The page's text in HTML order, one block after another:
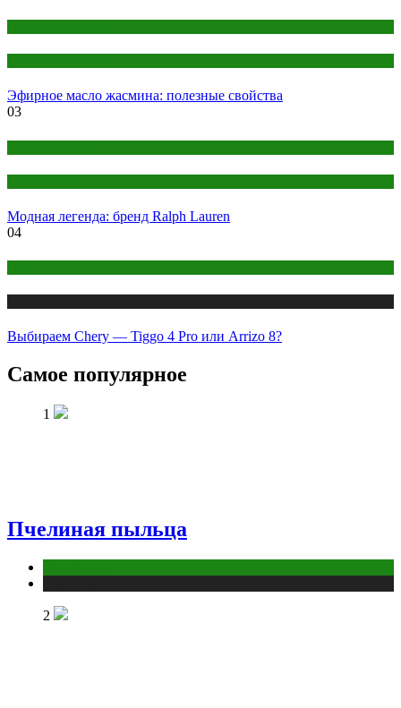
Эфирное масло жасмина: полезные свойства
03
Модная легенда: бренд Ralph Lauren
04
Выбираем Chery — Tiggo 4 Pro или Arrizo 8?
Самое популярное
1
Пчелиная пыльца
2